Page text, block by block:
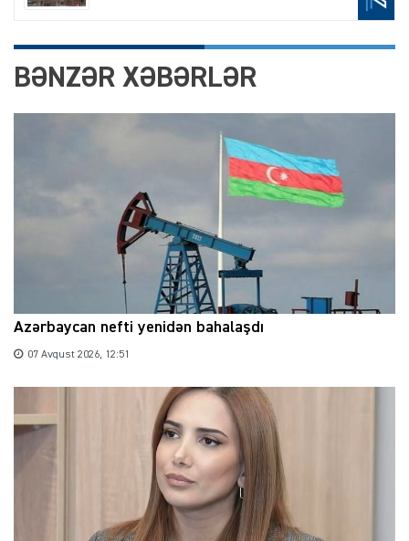
BƏNZƏR XƏBƏRLƏR
Azərbaycan nefti yenidən bahalaşdı
07 Avqust 2026, 12:51